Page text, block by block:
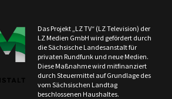
Das Projekt „LZ TV“ (LZ Television) der
LZ Medien GmbH wird gefördert durch
die Sächsische Landesanstalt für
privaten Rundfunk und neue Medien.
Diese Maßnahme wird mitfinanziert
durch Steuermittel auf Grundlage des
vom Sächsischen Landtag
beschlossenen Haushaltes.